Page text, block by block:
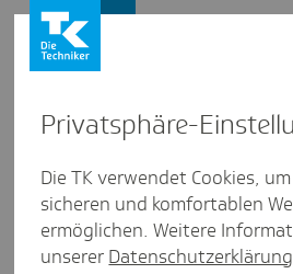
Gothaer
Firmenkunden
BGM und BGF: Unternehmen
Privat­sphäre-
Die TK verwendet Cookies,
sicheren und komfortablen
ermöglichen. Weitere
unserer Datenschutzerklärung